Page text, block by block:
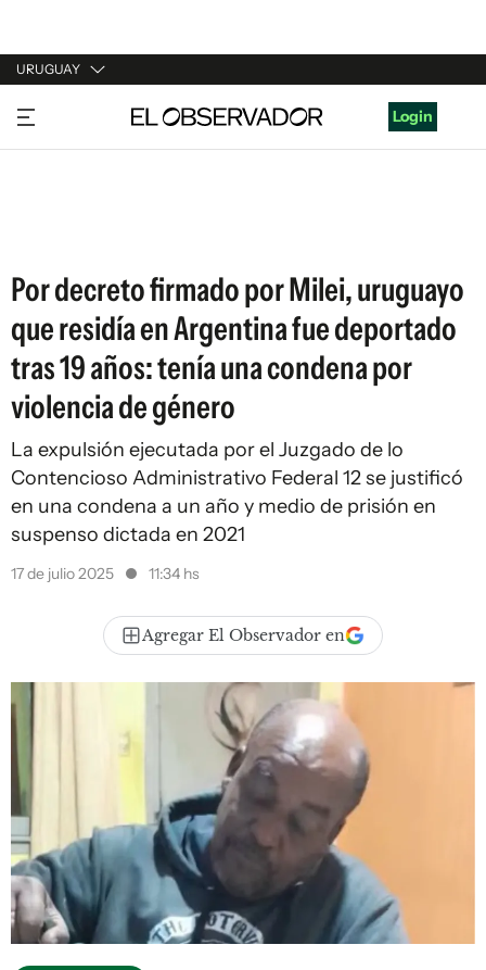
URUGUAY
URUGUAY
ARGENTINA
Login
Por decreto firmado por Milei, uruguayo
que residía en Argentina fue deportado
tras 19 años: tenía una condena por
violencia de género
La expulsión ejecutada por el Juzgado de lo
Contencioso Administrativo Federal 12 se justificó
en una condena a un año y medio de prisión en
suspenso dictada en 2021
17 de julio 2025 11:34 hs
Agregar El Observador en